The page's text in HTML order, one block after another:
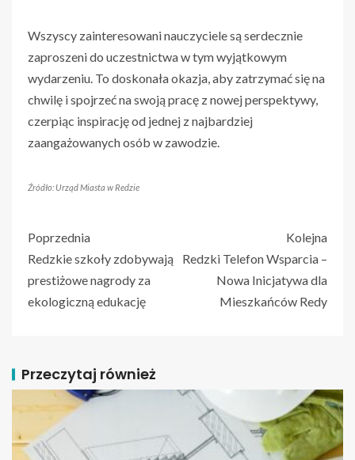
Wszyscy zainteresowani nauczyciele są serdecznie
zaproszeni do uczestnictwa w tym wyjątkowym
wydarzeniu. To doskonała okazja, aby zatrzymać się na
chwilę i spojrzeć na swoją pracę z nowej perspektywy,
czerpiąc inspirację od jednej z najbardziej
zaangażowanych osób w zawodzie.
Źródło: Urząd Miasta w Redzie
Poprzednia
Redzkie szkoły zdobywają
prestiżowe nagrody za
ekologiczną edukację
Kolejna
Redzki Telefon Wsparcia –
Nowa Inicjatywa dla
Mieszkańców Redy
Przeczytaj również